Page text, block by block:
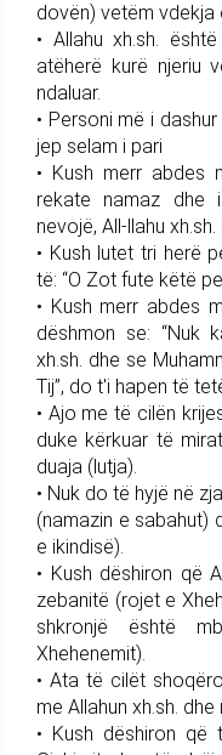
dovën) vetëm vdekja
• Allahu xh.sh.
atëherë kurë njeriu
ndaluar.
• Personi më i
jep selam i pari
• Kush merr
rekate namaz dhe
nevojë, All-llahu
• Kush lutet tri herë
të: “O Zot fute këtë
• Kush merr abdes
dëshmon se: “Nuk
xh.sh. dhe se
Tij”, do t'i hapen të
• Ajo me të cilën
duke kërkuar të
duaja (lutja).
• Nuk do të hyjë në
(namazin e sabahut)
e ikindisë).
• Kush dëshiron që
zebanitë (rojet e
shkronjë është
Xhehenemit).
• Ata të cilët
me Allahun xh.sh.
• Kush dëshiron